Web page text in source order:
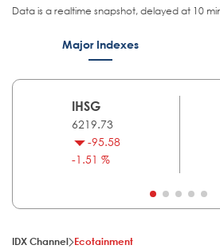
Data is a realtime snapshot, delayed at 10
Major Indexes
IHSG
6219.73
-95.58
-1.51 %
IDX Channel Ecotainment